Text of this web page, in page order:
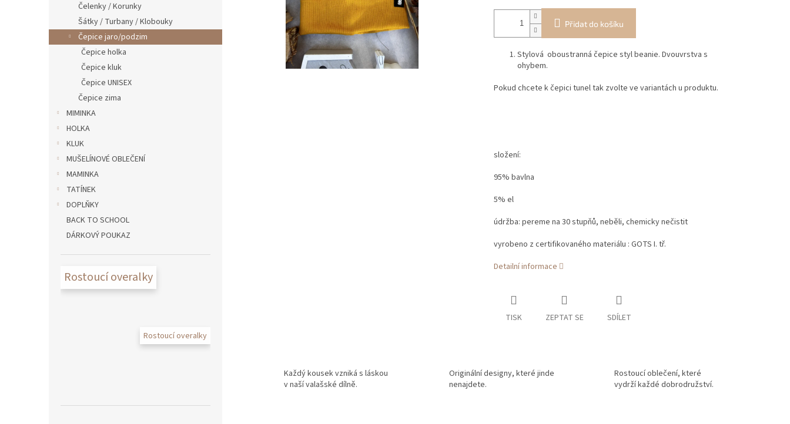
Čelenky / Korunky
Šátky / Turbany / Klobouky
Čepice jaro/podzim
Čepice holka
Čepice kluk
Čepice UNISEX
Čepice zima
MIMINKA
HOLKA
KLUK
MUŠELÍNOVÉ OBLEČENÍ
MAMINKA
TATÍNEK
DOPLŇKY
BACK TO SCHOOL
DÁRKOVÝ POUKAZ
Rostoucí overalky
Rostoucí overalky
Přidat do košíku
Stylová oboustranná čepice styl beanie. Dvouvrstva s
ohybem.
Pokud chcete k čepici tunel tak zvolte ve variantách u produktu.
složení:
95% bavlna
5% el
údržba: pereme na 30 stupňů, neběli, chemicky nečistit
vyrobeno z certifikovaného materiálu : GOTS I. tř.
Detailní informace
TISK ZEPTAT SE SDÍLET
Každý kousek vzniká s láskou
v naší valašské dílně.
Originální designy, které jinde
nenajdete.
Rostoucí oblečení, které
vydrží každé dobrodružství.